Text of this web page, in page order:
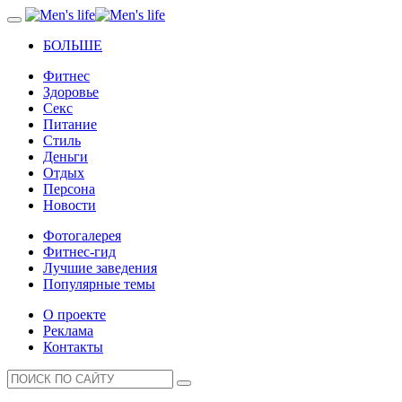
БОЛЬШЕ
Фитнес
Здоровье
Секс
Питание
Стиль
Деньги
Отдых
Персона
Новости
Фотогалерея
Фитнес-гид
Лучшие заведения
Популярные темы
О проекте
Реклама
Контакты